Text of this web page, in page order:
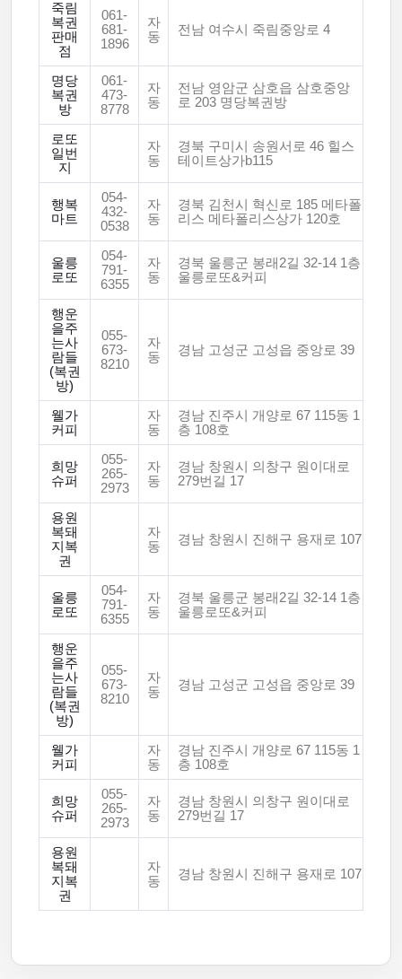
죽림
복권
판매
점
061-
681-
1896
자
동
전남 여수시 죽림중앙로 4
명당
복권
방
061-
473-
8778
자
동
전남 영암군 삼호읍 삼호중앙
로 203 명당복권방
로또
일번
지
자
동
경북 구미시 송원서로 46 힐스
테이트상가b115
행복
마트
054-
432-
0538
자
동
경북 김천시 혁신로 185 메타폴
리스 메타폴리스상가 120호
울릉
로또
054-
791-
6355
자
동
경북 울릉군 봉래2길 32-14 1층
울릉로또&커피
행운
을주
는사
람들
(복권
방)
055-
673-
8210
자
동
경남 고성군 고성읍 중앙로 39
웰가
커피
자
동
경남 진주시 개양로 67 115동 1
층 108호
희망
슈퍼
055-
265-
2973
자
동
경남 창원시 의창구 원이대로
279번길 17
용원
복돼
지복
권
자
동
경남 창원시 진해구 용재로 107
울릉
로또
054-
791-
6355
자
동
경북 울릉군 봉래2길 32-14 1층
울릉로또&커피
행운
을주
는사
람들
(복권
방)
055-
673-
8210
자
동
경남 고성군 고성읍 중앙로 39
웰가
커피
자
동
경남 진주시 개양로 67 115동 1
층 108호
희망
슈퍼
055-
265-
2973
자
동
경남 창원시 의창구 원이대로
279번길 17
용원
복돼
지복
권
자
동
경남 창원시 진해구 용재로 107